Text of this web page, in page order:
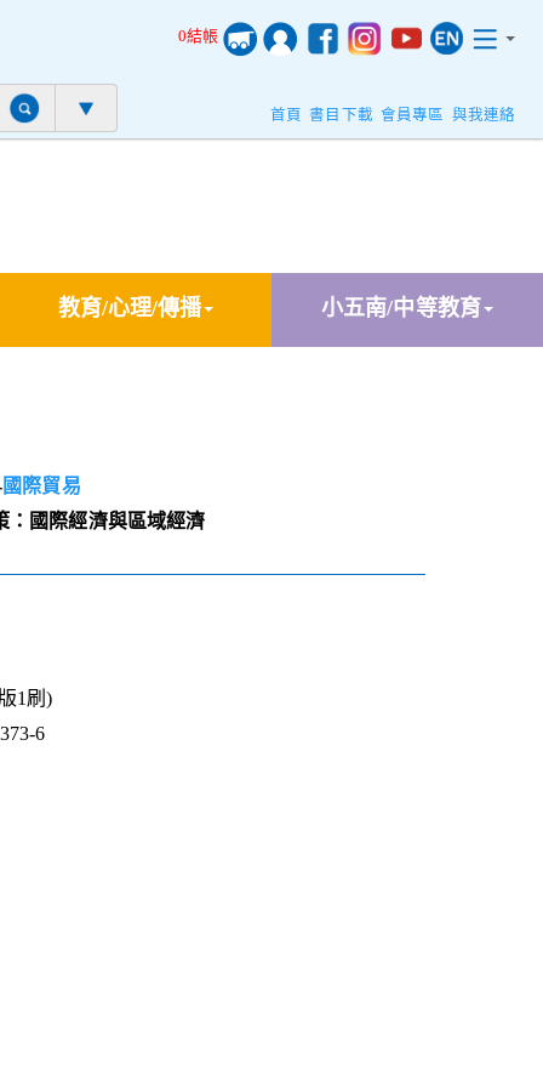
0結帳
首頁 書目下載 會員專區 與我連絡
教育/心理/傳播 小五南/中等教育
國際貿易
：國際經濟與區域經濟
1刷)
6